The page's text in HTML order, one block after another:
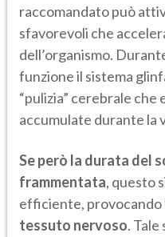
raccomandato può
sfavorevoli che
dell’organismo.
funzione il sistema
“pulizia” cerebrale che
accumulate durante la
Se però la durata del
frammentata, questo
efficiente, provocando
tessuto nervoso.